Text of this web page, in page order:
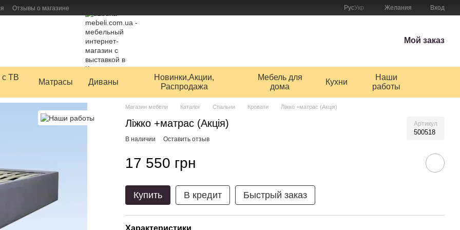
Отзывы о магазине
РусУкр Желания Вход
Мой заказ
ТВ
Матрасы Диваны
Новинки,Акции,
Распродажа
Мебель для
дома
Кухни
Наши
работы
Магазин мебели Каталог Спальни Кровати Ліжко +матрас (Акція)
Ліжко +матрас (Акція) Артикул
500518
В наличии Оставить отзыв
17 550 грн
Купить В кредит Быстрый заказ
Характеристики